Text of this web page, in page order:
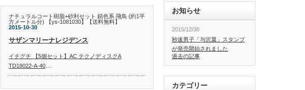
●精度等級:JIS B 1514 0級
●使用温度範囲:-25～120℃
●高炭素クロム軸受鋼
●※こちらの商品はご入金後のキャンセ
ルは承れませんので予めご了承ください
●こちらの商品はメーカー・取引先から
【お届け時間指定】【店頭引き渡し】は
ご利用になれませんので、あらかじめご
了承ください。
●こちらの商品はメーカー・取引先から
の直送品となります。【代金引換払い】
ナチュラルコート樹脂+砂利セット 錆色系 飛鳥 (約1平
方メートル分) 【ys-1081030】【送料無料】
2015-10-30
サザンマリーナレジデンス
イチグチ 【5個セット】AC テクノディスクA
TD18022-A-40
お知らせ
2015/12/30
秒速男子「与沢翼」スタンプ
が発売開始されました
過去の記事
カテゴリー